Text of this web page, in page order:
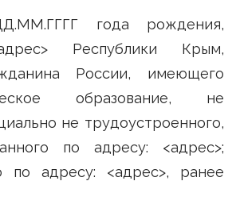
года рождения,
Республики Крым,
России, имеющего
образование, не
не трудоустроенного,
по адресу: <адрес>;
по адресу: <адрес>, ранее